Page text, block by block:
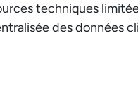
techniques
des données